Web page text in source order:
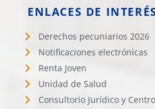
ENLACES DE
Derechos pecuniarios 2026
Notificaciones electrónicas
Renta Joven
Unidad de Salud
Consultorio Jurídico y